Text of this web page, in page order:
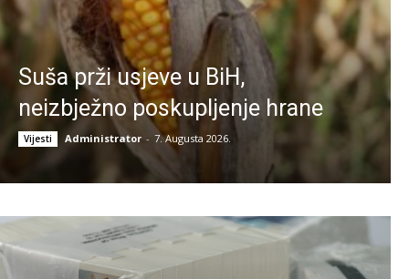
Suša prži usjeve u BiH,
neizbježno poskupljenje hrane
Vijesti Administrator - 7. Augusta 2026.